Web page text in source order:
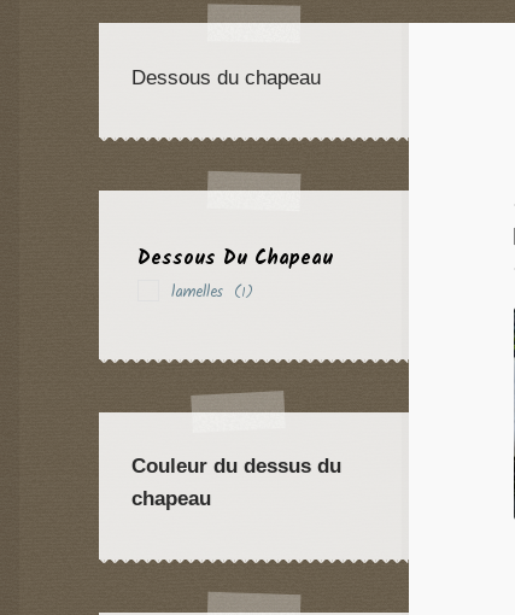
Dessous du chapeau
Dessous Du Chapeau
lamelles (1)
Couleur du dessus du
chapeau